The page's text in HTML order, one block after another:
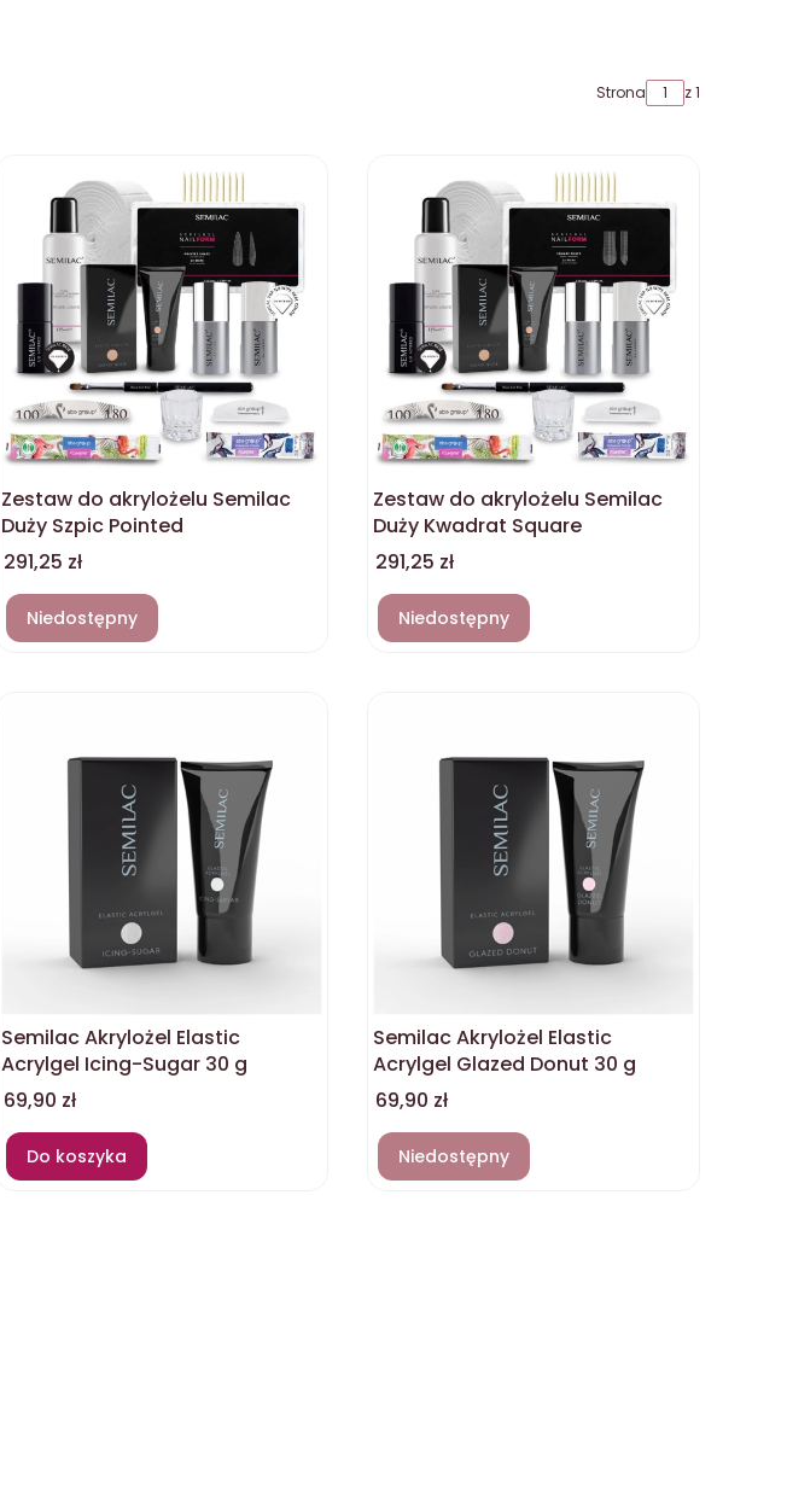
Strona z 1
Zestaw do akrylożelu Semilac
Duży Szpic Pointed
Cena
291,25 zł
Niedostępny
Zestaw do akrylożelu Semilac
Duży Kwadrat Square
Cena
291,25 zł
Niedostępny
Semilac Akrylożel Elastic
Acrylgel Icing-Sugar 30 g
Cena
69,90 zł
Do koszyka
Semilac Akrylożel Elastic
Acrylgel Glazed Donut 30 g
Cena
69,90 zł
Niedostępny